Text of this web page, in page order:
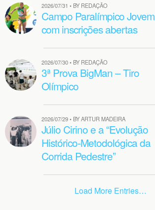
2026/07/31 • BY REDAÇÃO
Campo Paralímpico Jovem
com inscrições abertas
2026/07/30 • BY REDAÇÃO
3ª Prova BigMan – Tiro
Olímpico
2026/07/29 • BY ARTUR MADEIRA
Júlio Cirino e a “Evolução
Histórico-Metodológica da
Corrida Pedestre”
Load More Entries…